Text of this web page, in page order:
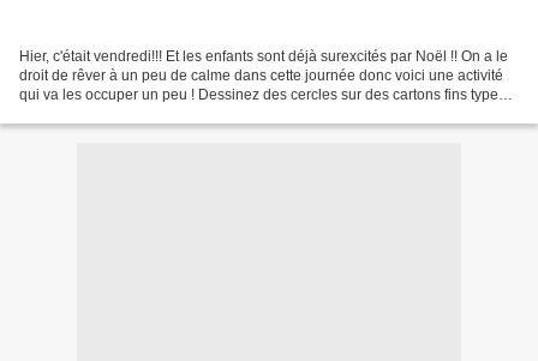
Hier, c'était vendredi!!! Et les enfants sont déjà surexcités par Noël !! On a le
droit de rêver à un peu de calme dans cette journée donc voici une activité
qui va les occuper un peu ! Dessinez des cercles sur des cartons fins type